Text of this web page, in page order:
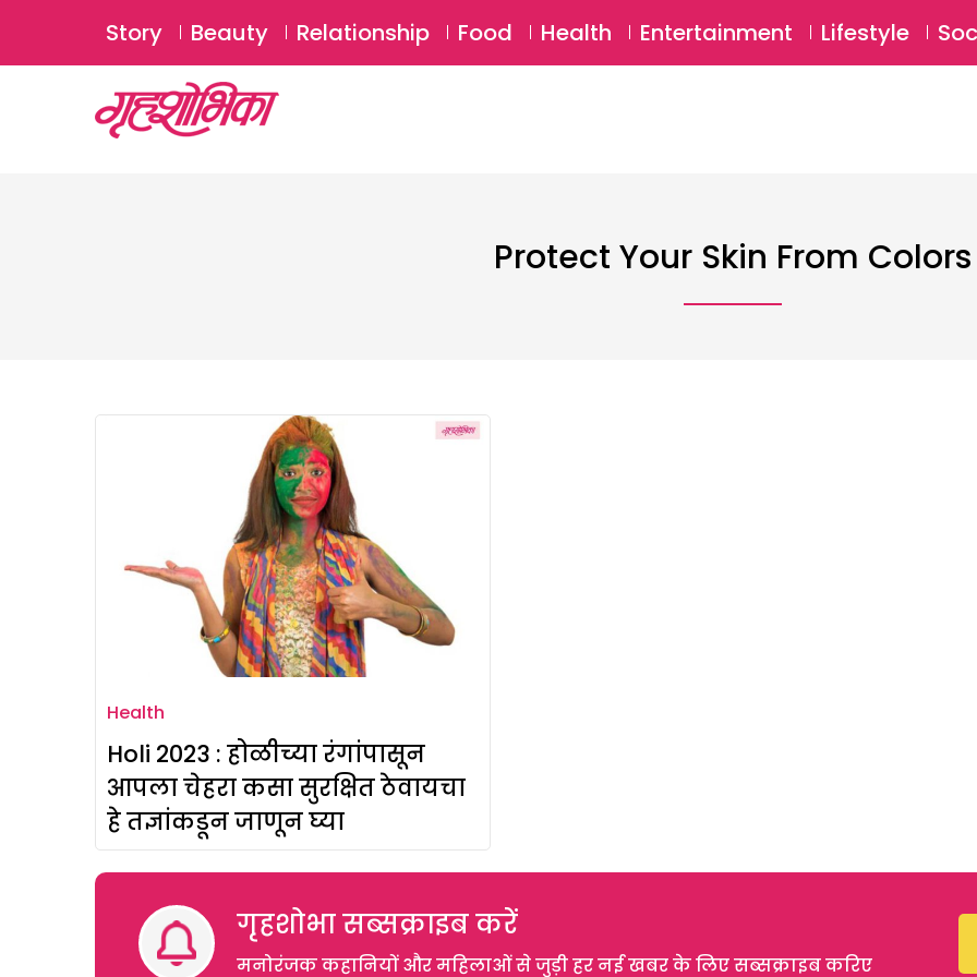
Story Beauty Relationship Food Health Entertainment Lifestyle
Protect Your Skin From Colors
Health
Holi 2023 : होळीच्या रंगांपासून
आपला चेहरा कसा सुरक्षित ठेवायचा
हे तज्ञांकडून जाणून घ्या
गृहशोभा सब्सक्राइब करें
मनोरंजक कहानियों और महिलाओं से जुड़ी हर नई खबर के लिए सब्सक्राइब करिए